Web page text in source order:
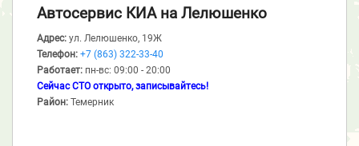
Автосервис КИА на Лелюшенко
Адрес: ул. Лелюшенко, 19Ж
Телефон: +7 (863) 322-33-40
Работает: пн-вс: 09:00 - 20:00
Сейчас СТО открыто, записывайтесь!
Район: Темерник